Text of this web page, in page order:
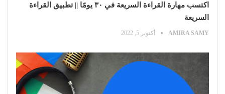
اكتسب مهارة القراءة السريعة في ٣٠ يومًا || تطبيق القراءة
السريعة
AMIRA SAMY أكتوبر 5, 2022